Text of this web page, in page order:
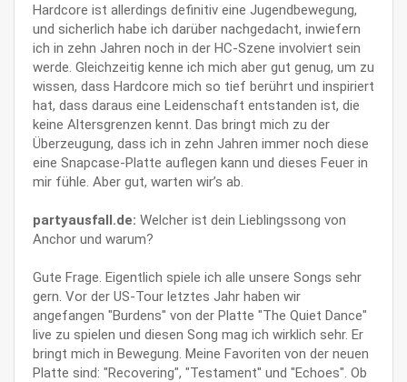
Hardcore ist allerdings definitiv eine Jugendbewegung,
und sicherlich habe ich darüber nachgedacht, inwiefern
ich in zehn Jahren noch in der HC-Szene involviert sein
werde. Gleichzeitig kenne ich mich aber gut genug, um zu
wissen, dass Hardcore mich so tief berührt und inspiriert
hat, dass daraus eine Leidenschaft entstanden ist, die
keine Altersgrenzen kennt. Das bringt mich zu der
Überzeugung, dass ich in zehn Jahren immer noch diese
eine Snapcase-Platte auflegen kann und dieses Feuer in
mir fühle. Aber gut, warten wir’s ab.
partyausfall.de: Welcher ist dein Lieblingssong von
Anchor und warum?
Gute Frage. Eigentlich spiele ich alle unsere Songs sehr
gern. Vor der US-Tour letztes Jahr haben wir
angefangen "Burdens" von der Platte "The Quiet Dance"
live zu spielen und diesen Song mag ich wirklich sehr. Er
bringt mich in Bewegung. Meine Favoriten von der neuen
Platte sind: "Recovering", "Testament" und "Echoes". Ob